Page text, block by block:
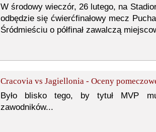
W środowy wieczór, 26 lutego, na
odbędzie się ćwierćfinałowy mecz
Śródmieściu o półfinał zawalczą
Cracovia vs Jagiellonia - Oceny
Było blisko tego, by tytuł MVP
zawodników...